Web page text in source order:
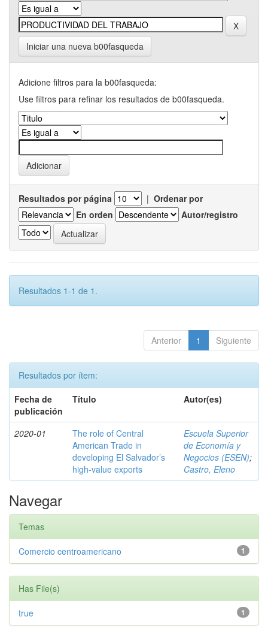
Iniciar una nueva b00fasqueda
Adicione filtros para la b00fasqueda:
Use filtros para refinar los resultados de b00fasqueda.
Resultados por página | Ordenar por
En orden
Autor/registro
Resultados 1-1 de 1.
Anterior 1 Siguiente
Resultados por ítem:
Fecha de
publicación
Título Autor(es)
2020-01
The role of Central
American Trade in
developing El Salvador’s
high-value exports
Escuela Superior
de Economía y
Negocios (ESEN);
Castro, Eleno
Navegar
Temas
1
Comercio centroamericano
Has File(s)
1
true